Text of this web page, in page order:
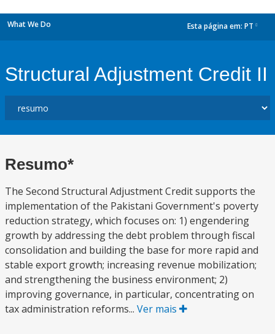
What We Do Esta página em: PT
Structural Adjustment Credit II
Resumo*
The Second Structural Adjustment Credit supports the
implementation of the Pakistani Government's poverty
reduction strategy, which focuses on: 1) engendering
growth by addressing the debt problem through fiscal
consolidation and building the base for more rapid and
stable export growth; increasing revenue mobilization;
and strengthening the business environment; 2)
improving governance, in particular, concentrating on
tax administration reforms... Ver mais